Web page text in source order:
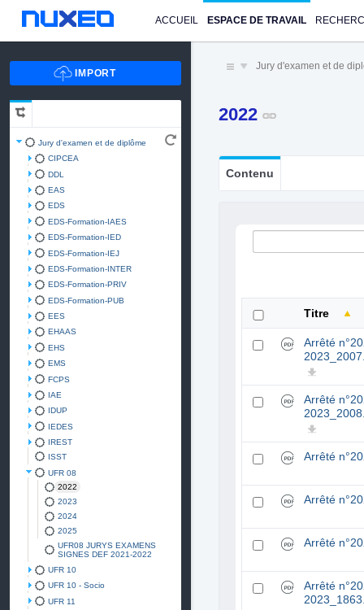
ACCUEIL ESPACE DE TRAVAIL
Jury d'examen et de diplôme
CIPCEA
DDL
EAS
EDS
EDS-Formation-IAES
EDS-Formation-IED
EDS-Formation-IEJ
EDS-Formation-INTER
EDS-Formation-PRIV
EDS-Formation-PUB
EES
EHAAS
EHS
EMS
FCPS
IAE
IDUP
IEDES
IREST
ISST
UFR 08
2022
2023
2024
2025
UFR08 JURYS EXAMENS
SIGNES DEF 2021-2022
UFR 10
UFR 10 - Socio
UFR 11
Jury d'examen et de
2022
Contenu
Titre
Arrêté
Arrêté
Arrêté
Arrêté
Arrêté
Arrêté